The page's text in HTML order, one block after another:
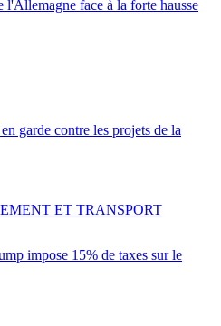
l'Allemagne face à la forte hausse
garde contre les projets de la
impose 15% de taxes sur le
ET TRANSPORT